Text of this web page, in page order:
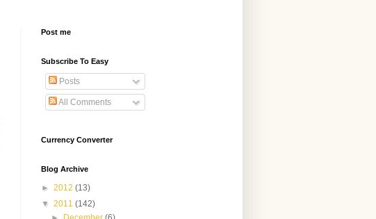
Post me
Subscribe To Easy
Posts
All Comments
Currency Converter
Blog Archive
► 2012 (13)
▼ 2011 (142)